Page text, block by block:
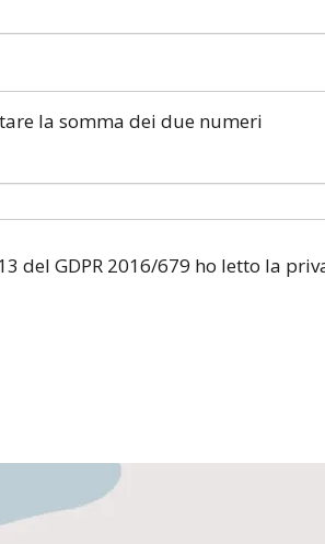
la somma dei due numeri
del GDPR 2016/679 ho letto la